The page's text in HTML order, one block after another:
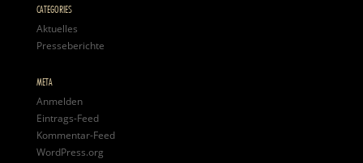
CATEGORIES
Aktuelles
Presseberichte
META
Anmelden
Eintrags-Feed
Kommentar-Feed
WordPress.org